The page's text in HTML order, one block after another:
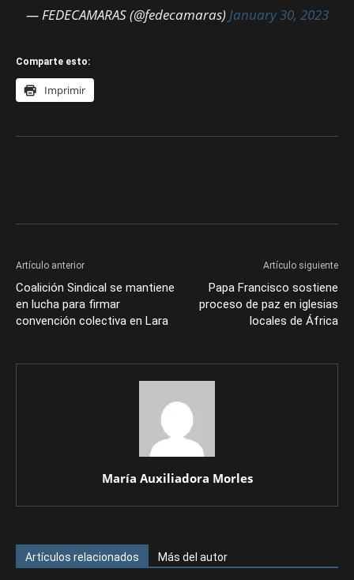
— FEDECAMARAS (@fedecamaras) January 30, 2023
Comparte esto:
Imprimir
Artículo anterior
Coalición Sindical se mantiene
en lucha para firmar
convención colectiva en Lara
Artículo siguiente
Papa Francisco sostiene
proceso de paz en iglesias
locales de África
María Auxiliadora Morles
Artículos relacionados Más del autor